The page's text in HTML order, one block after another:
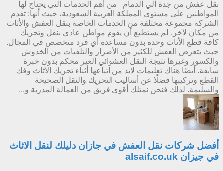
نقل عفش من جدة الي الدمام من أهم الخدمات التي يحتاج لها
المواطنين على مستوى المملكة العربية السعودية، حيث أنها: تقدم
الشركة مجموعة مختلفة من الخدمات الخاصة بنقل العفش والأثاث
من مكان لآخر. لم يستطيع أن يقوم مواطن عادي بنقل وتحريك
كافة قطع الأثاث وحده بدون مساعدة أي فرد متخصص في المجال.
حيث يتعرض العفش للكثير من الأضرار والتلفيات من الخدوش
والكسور وغيرها نتيجة النقل العشوائي الغير محكم بدون خبرة
سابقة. أيضًا هناك تعليمات لابد من اتباعها أثناء تحريك الأثاث وفك
القطع وتركيبها فضلًا عن أساليب التحريك والنقل الصحيحة
والسليمة. لذلك فنحن نمتلك أقوى فريق من العمالة المدربة و...
أفضل شركات نقل العفش في جازان دليلك لنقل الاثاث
في جيزان alsaif.co.uk